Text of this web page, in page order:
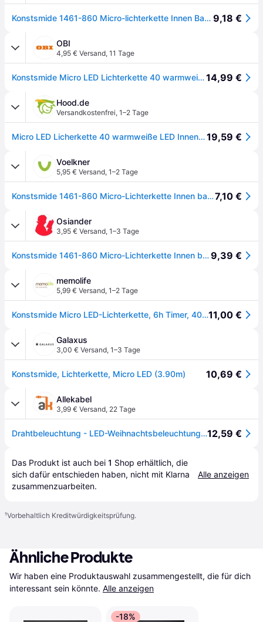
Konstsmide 1461-860 Micro-lichterkette Innen Batteriebetrieben Anzahl Leuch... 9,18 €
OBI
4,95 € Versand, 11 Tage
Konstsmide Micro LED Lichterkette 40 warmweiße LEDs kupferfarbener Draht innen14,99 €
Hood.de
Versandkostenfrei, 1–2 Tage
Micro LED Licherkette 40 warmweiße LED Innen Batteriebetrieben 4xAA 1461-16019,59 €
Voelkner
5,95 € Versand, 1–2 Tage
Konstsmide 1461-860 Micro-Lichterkette Innen batteriebetrieben Anzahl Leuchtmittel 40 LED Bernstein Beleuchtete Länge: 3.90m7,10 €
Osiander
3,95 € Versand, 1–3 Tage
Konstsmide 1461-860 Micro-Lichterkette Innen batteriebetrieben Anzahl Leuchtmittel 40 LED Bernstein Beleuchtete Länge: 3.90 m9,39 €
memolife
5,99 € Versand, 1–2 Tage
Konstsmide Micro LED-Lichterkette, 6h Timer, 40 Dioden warmweiß11,00 €
Galaxus
3,00 € Versand, 1–3 Tage
Konstsmide, Lichterkette, Micro LED (3.90m) 10,69 €
Allekabel
3,99 € Versand, 22 Tage
Drahtbeleuchtung - LED-Weihnachtsbeleuchtung für den Innenbereich - 412,59 €
Das Produkt ist auch bei 1 Shop erhältlich, die
sich dafür entschieden haben, nicht mit Klarna
zusammenzuarbeiten.
Alle anzeigen
¹Vorbehaltlich Kreditwürdigkeitsprüfung.
Ähnliche Produkte
Wir haben eine Produktauswahl zusammengestellt, die für dich
interessant sein könnte. Alle anzeigen
-18%